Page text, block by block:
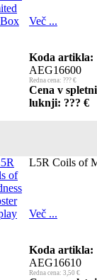
Več ...
Koda artikla:
AEG16600
Redna cena: ??? €
Cena v
luknji: ??? €
L5R Coils of
Več ...
Koda artikla:
AEG16610
Redna cena: 3,50 €